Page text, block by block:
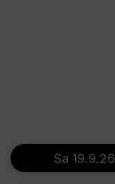
Sa 19.9.26